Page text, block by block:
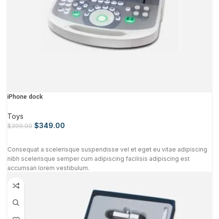
iPhone dock
Toys
$399.00 $349.00
Consequat a scelerisque suspendisse vel et eget eu vitae adipiscing
nibh scelerisque semper cum adipiscing facilisis adipiscing est
accumsan lorem vestibulum.